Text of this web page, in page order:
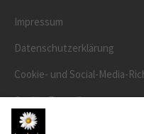
Impressum
Datenschutzerklärung
Cookie- und Social-Media-
Cookie-Einstellungen
AKTIENKURS